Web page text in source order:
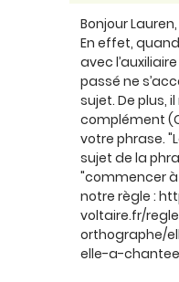
Bonjour
En effet,
avec
passé ne
sujet. De plus,
complément
votre phrase.
sujet de la
"commencer
notre règle :
voltaire.fr/
orthographe/
elle-a-